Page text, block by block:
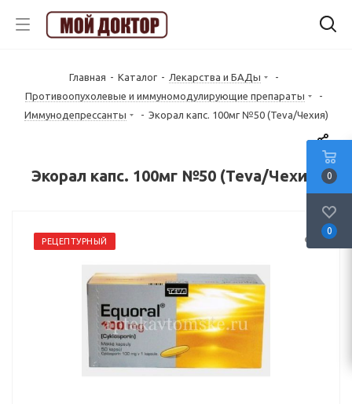
Главная - Каталог - Лекарства и БАДы
-
Противоопухолевые и иммуномодулирующие препараты
-
Иммунодепрессанты
- Экорал капс. 100мг №50 (Teva/Чехия)
Экорал капс. 100мг №50 (Teva/Чехия)
РЕЦЕПТУРНЫЙ
0
0